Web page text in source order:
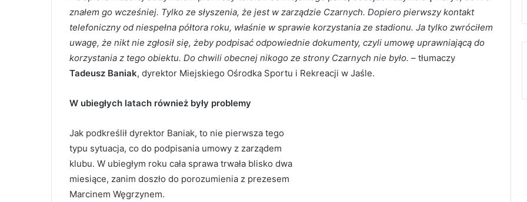
znałem go wcześniej. Tylko ze słyszenia, że jest w zarządzie Czarnych. Dopiero pierwszy kontakt
telefoniczny od niespełna półtora roku, właśnie w sprawie korzystania ze stadionu. Ja tylko zwróciłem
uwagę, że nikt nie zgłosił się, żeby podpisać odpowiednie dokumenty, czyli umowę uprawniającą do
korzystania z tego obiektu. Do chwili obecnej nikogo ze strony Czarnych nie było. – tłumaczy
Tadeusz Baniak, dyrektor Miejskiego Ośrodka Sportu i Rekreacji w Jaśle.
W ubiegłych latach również były problemy
Jak podkreślił dyrektor Baniak, to nie pierwsza tego
typu sytuacja, co do podpisania umowy z zarządem
klubu. W ubiegłym roku cała sprawa trwała blisko dwa
miesiące, zanim doszło do porozumienia z prezesem
Marcinem Węgrzynem.